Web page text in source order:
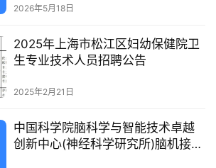
2026年5月18日
2025年上海市松江区妇幼保健院卫
生专业技术人员招聘公告
2025年2月21日
中国科学院脑科学与智能技术卓越
创新中心(神经科学研究所)脑机接口